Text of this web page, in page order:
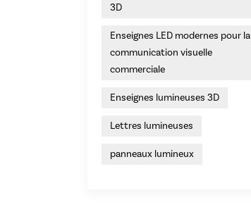
3D
Enseignes LED modernes pour la
communication visuelle
commerciale
Enseignes lumineuses 3D
Lettres lumineuses
panneaux lumineux